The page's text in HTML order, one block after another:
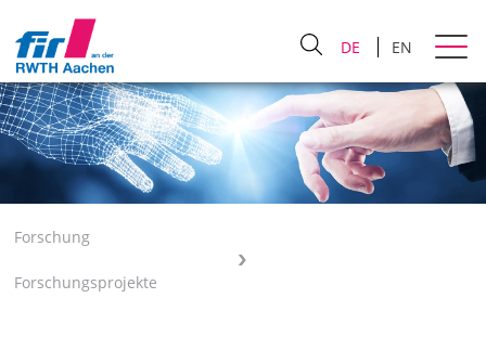
DE EN
Forschung
Forschungsprojekte